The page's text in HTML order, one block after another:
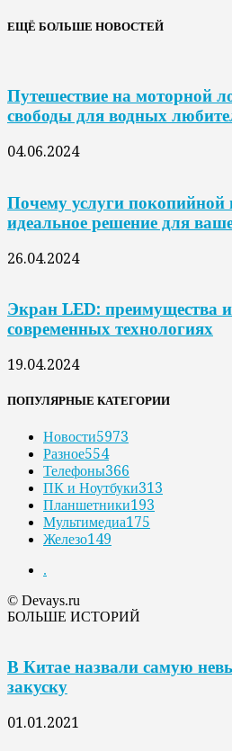
ЕЩЁ БОЛЬШЕ НОВОСТЕЙ
Путешествие на моторной
свободы для водных
04.06.2024
Почему услуги покопийной
идеальное решение для
26.04.2024
Экран LED: преимущества
современных технологиях
19.04.2024
ПОПУЛЯРНЫЕ КАТЕГОРИИ
Новости5973
Разное554
Телефоны366
ПК и Ноутбуки313
Планшетники193
Мультимедиа175
Железо149
.
© Devays.ru
БОЛЬШЕ ИСТОРИЙ
В Китае назвали самую
закуску
01.01.2021